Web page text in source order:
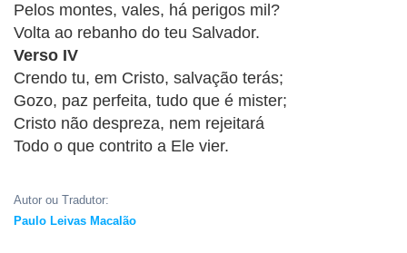
PLAYBACK
AUTORES
DA
HARPA
LISTAS
APP
WINDOWS
Pelos montes, vales, há perigos mil?
Verso IV
Crendo tu, em Cristo, salvação terás;
Gozo, paz perfeita, tudo que é mister;
Cristo não despreza, nem rejeitará
Todo o que contrito a Ele vier.
Autor ou Tradutor:
Paulo Leivas Macalão